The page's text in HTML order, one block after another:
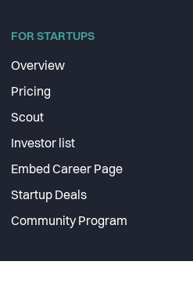
FOR STARTUPS
Overview
Pricing
Scout
Investor list
Embed Career Page
Startup Deals
Community Program